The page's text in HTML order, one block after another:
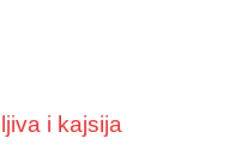
i kajsija